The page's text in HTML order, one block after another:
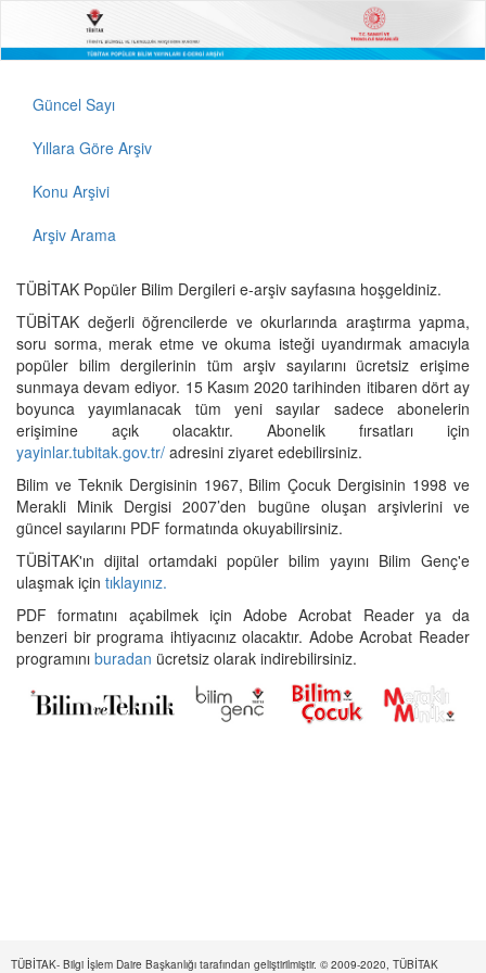
Güncel Sayı
Yıllara Göre Arşiv
Konu Arşivi
Arşiv Arama
TÜBİTAK Popüler Bilim Dergileri e-arşiv sayfasına hoşgeldiniz.
TÜBİTAK değerli öğrencilerde ve okurlarında araştırma yapma,
soru sorma, merak etme ve okuma isteği uyandırmak amacıyla
popüler bilim dergilerinin tüm arşiv sayılarını ücretsiz erişime
sunmaya devam ediyor. 15 Kasım 2020 tarihinden itibaren dört ay
boyunca yayımlanacak tüm yeni sayılar sadece abonelerin
erişimine açık olacaktır. Abonelik fırsatları için
yayinlar.tubitak.gov.tr/ adresini ziyaret edebilirsiniz.
Bilim ve Teknik Dergisinin 1967, Bilim Çocuk Dergisinin 1998 ve
Merakli Minik Dergisi 2007’den bugüne oluşan arşivlerini ve
güncel sayılarını PDF formatında okuyabilirsiniz.
TÜBİTAK'ın dijital ortamdaki popüler bilim yayını Bilim Genç'e
ulaşmak için tıklayınız.
PDF formatını açabilmek için Adobe Acrobat Reader ya da
benzeri bir programa ihtiyacınız olacaktır. Adobe Acrobat Reader
programını buradan ücretsiz olarak indirebilirsiniz.
TÜBİTAK- Bilgi İşlem Daire Başkanlığı tarafından geliştirilmiştir. © 2009-2020, TÜBİTAK